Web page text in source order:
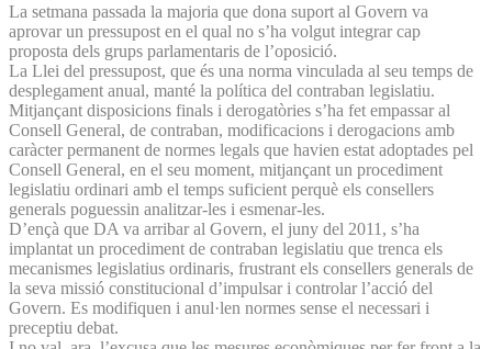
La setmana passada la majoria que dona suport al Govern va
aprovar un pressupost en el qual no s’ha volgut integrar cap
proposta dels grups parlamentaris de l’oposició.
La Llei del pressupost, que és una norma vinculada al seu temps de
desplegament anual, manté la política del contraban legislatiu.
Mitjançant disposicions finals i derogatòries s’ha fet empassar al
Consell General, de contraban, modificacions i derogacions amb
caràcter permanent de normes legals que havien estat adoptades pel
Consell General, en el seu moment, mitjançant un procediment
legislatiu ordinari amb el temps suficient perquè els consellers
generals poguessin analitzar-les i esmenar-les.
D’ençà que DA va arribar al Govern, el juny del 2011, s’ha
implantat un procediment de contraban legislatiu que trenca els
mecanismes legislatius ordinaris, frustrant els consellers generals de
la seva missió constitucional d’impulsar i controlar l’acció del
Govern. Es modifiquen i anul·len normes sense el necessari i
preceptiu debat.